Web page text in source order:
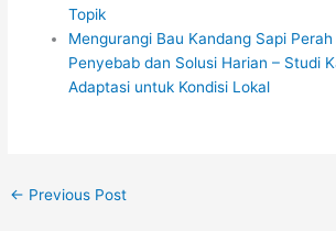
Topik
Mengurangi Bau Kandang Sapi
Penyebab dan Solusi Harian – Studi
Adaptasi untuk Kondisi Lokal
← Previous Post